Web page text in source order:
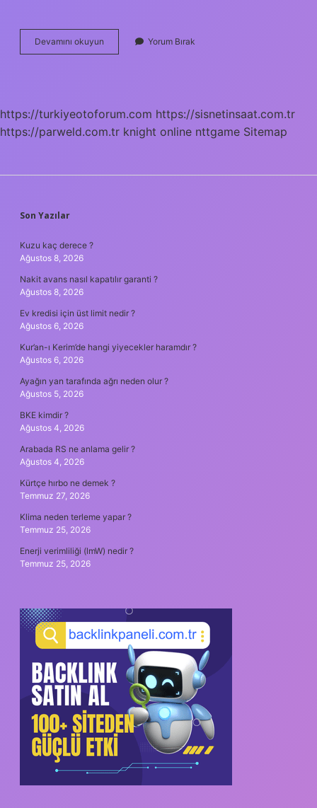
Devamını okuyun
Boşluğu
Yorum Bırak
https://turkiyeotoforum.com https://sisnetinsaat.com.tr
https://parweld.com.tr knight online nttgame Sitemap
SIDEBAR
Son Yazılar
Kuzu kaç derece ?
Ağustos 8, 2026
Nakit avans nasıl kapatılır garanti ?
Ağustos 8, 2026
Ev kredisi için üst limit nedir ?
Ağustos 6, 2026
Kur’an-ı Kerim’de hangi yiyecekler haramdır ?
Ağustos 6, 2026
Ayağın yan tarafında ağrı neden olur ?
Ağustos 5, 2026
BKE kimdir ?
Ağustos 4, 2026
Arabada RS ne anlama gelir ?
Ağustos 4, 2026
Kürtçe hırbo ne demek ?
Temmuz 27, 2026
Klima neden terleme yapar ?
Temmuz 25, 2026
Enerji verimliliği (lmW) nedir ?
Temmuz 25, 2026